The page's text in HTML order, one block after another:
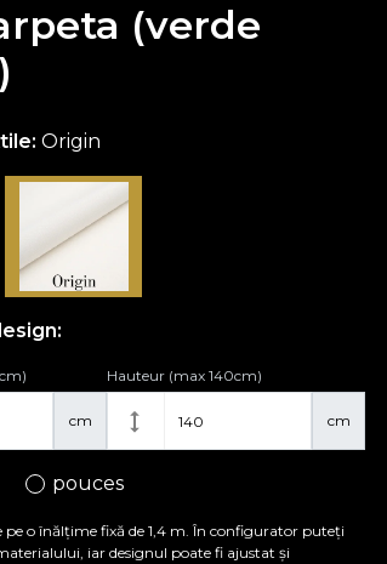
(verde
Origin
cm cm
Hauteur (max 140cm)
pouces
pe o înălțime fixă de 1,4 m. În configurator puteți
iar designul poate fi ajustat și